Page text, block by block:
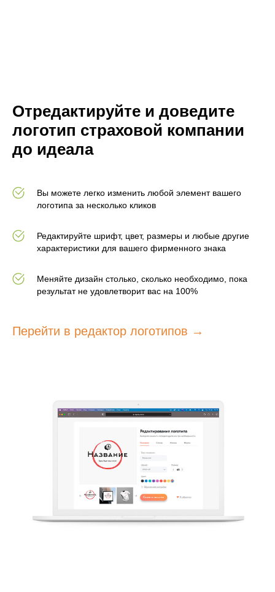
Отредактируйте и доведите
логотип страховой компании
до идеала
Вы можете легко изменить любой элемент вашего
логотипа за несколько кликов
Редактируйте шрифт, цвет, размеры и любые другие
характеристики для вашего фирменного знака
Меняйте дизайн столько, сколько необходимо, пока
результат не удовлетворит вас на 100%
Перейти в редактор логотипов